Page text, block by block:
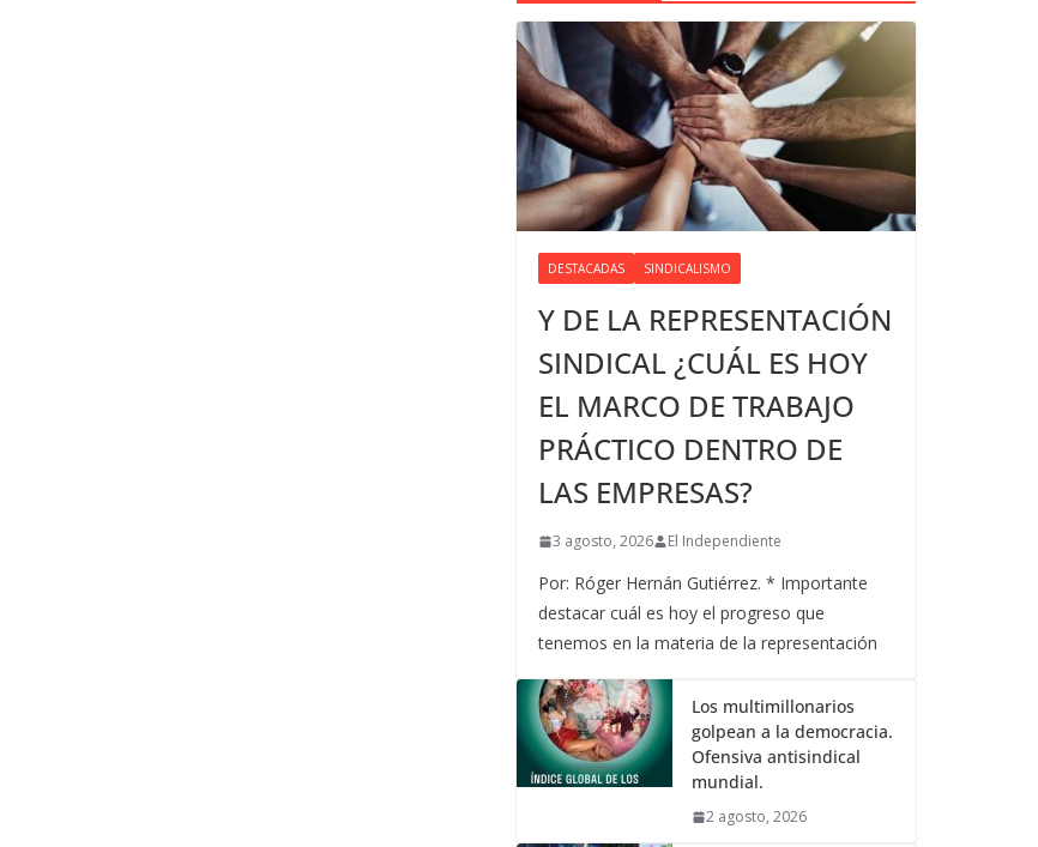
DESTACADAS SINDICALISMO
Y DE LA REPRESENTACIÓN
SINDICAL ¿CUÁL ES HOY
EL MARCO DE TRABAJO
PRÁCTICO DENTRO DE
LAS EMPRESAS?
3 agosto, 2026 El Independiente
Por: Róger Hernán Gutiérrez. * Importante
destacar cuál es hoy el progreso que
tenemos en la materia de la representación
Los multimillonarios
golpean a la democracia.
Ofensiva antisindical
mundial.
2 agosto, 2026